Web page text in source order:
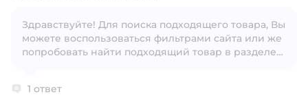
Открыть вопрос
Здравствуйте! Для поиска подходящего товара, Вы
можете воспользоваться фильтрами сайта или же
попробовать найти подходящий товар в разделе
1 ответ